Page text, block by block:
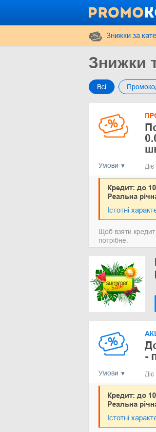
Знижки за
Знижки
Всі
Умови
Кредит: до
Реальна
Істотні
Щоб взяти
потрібне.
Умови
-
Кредит: до
Реальна
Істотні